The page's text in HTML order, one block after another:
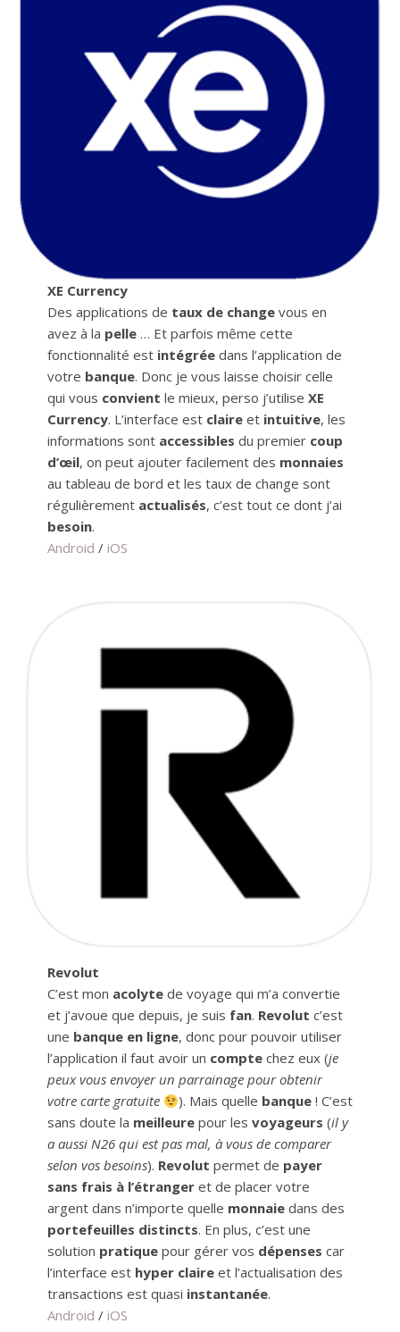
XE Currency
Des applications de taux de changevous en
avez à la pelle … Et parfois même cette
fonctionnalité est intégrée dans l’application de
votre banque. Donc je vous laisse choisir celle
qui vous convient le mieux, perso j’utilise XE
Currency. L’interface est claire et intuitive, les
informations sont accessibles du premier coup
d’œil, on peut ajouter facilement des monnaies
au tableau de bord et les taux de change sont
régulièrement actualisés, c’est tout ce dont j’ai
besoin.
Android / iOS
Revolut
C’est mon acolyte de voyage qui m’a convertie
et j’avoue que depuis, je suis fan. Revolut c’est
une banque en ligne, donc pour pouvoir utiliser
l’application il faut avoir un compte chez eux (je
peux vous envoyer un parrainage pour obtenir
votre carte gratuite
). Mais quelle banque ! C’est
sans doute la meilleure pour les voyageurs (il y
a aussi N26 qui est pas mal, à vous de comparer
selon vos besoins). Revolut permet de payer
sans frais à l’étrangeret de placer votre
argent dans n’importe quelle monnaie dans des
portefeuilles distincts. En plus, c’est une
solution pratique pour gérer vos dépenses car
l’interface esthyper claireet l’actualisation des
transactions est quasi instantanée.
Android / iOS